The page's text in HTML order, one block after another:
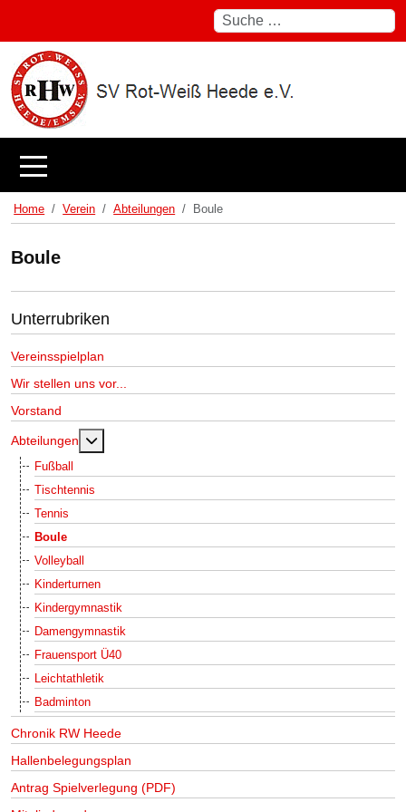
Suchen
Mobile Menu Toggle
Home Verein Abteilungen Boule
Boule
Unterrubriken
Vereinsspielplan
Wir stellen uns vor...
Vorstand
Abteilungen MOD_MENU_TOGGLE_SUBMENU_LABEL
Fußball
Tischtennis
Tennis
Boule
Volleyball
Kinderturnen
Kindergymnastik
Damengymnastik
Frauensport Ü40
Leichtathletik
Badminton
Chronik RW Heede
Hallenbelegungsplan
Antrag Spielverlegung (PDF)